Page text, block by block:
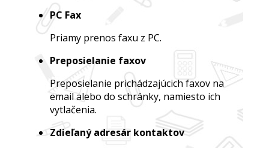
PC Fax
Priamy prenos faxu z PC.
Preposielanie faxov
Preposielanie prichádzajúcich faxov na
email alebo do schránky, namiesto ich
vytlačenia.
Zdieľaný adresár kontaktov